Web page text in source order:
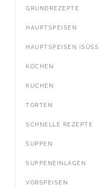
GRUNDREZEPTE
HAUPTSPEISEN
HAUPTSPEISEN (SÜSS)
KOCHEN
KUCHEN
TORTEN
SCHNELLE REZEPTE
SUPPEN
SUPPENEINLAGEN
VORSPEISEN